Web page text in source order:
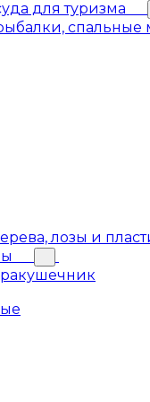
для туризма
лозы и